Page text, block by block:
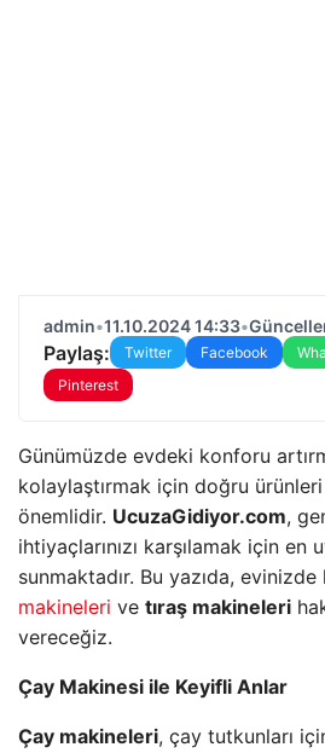
admin•11.10.2024 14:33•
Paylaş: Twitter Facebook
Pinterest
Günümüzde evdeki konforu
kolaylaştırmak için doğru
önemlidir. UcuzaGidiyor.com,
ihtiyaçlarınızı karşılamak için en
sunmaktadır. Bu yazıda,
makineleri ve tıraş makineleri
vereceğiz.
Çay Makinesi ile Keyifli Anlar
Çay makineleri, çay tutkunları